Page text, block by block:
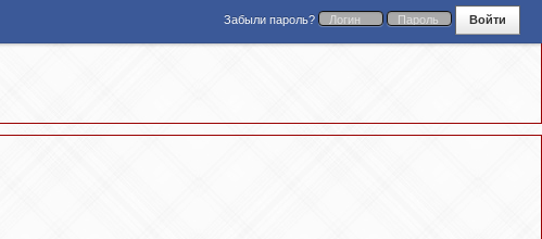
Забыли пароль? Войти